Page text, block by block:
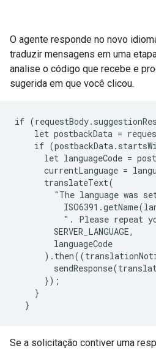
O agente responde no novo
traduzir mensagens em uma
analise o código que recebe e
sugerida em que você clicou.
if
let postbackData =
if
let languageCode =
currentLanguage =
      translateText(
"The language was
". Please repeat
        SERVER_LANGUAGE,
        languageCode
      });
    }
Se a solicitação contiver uma